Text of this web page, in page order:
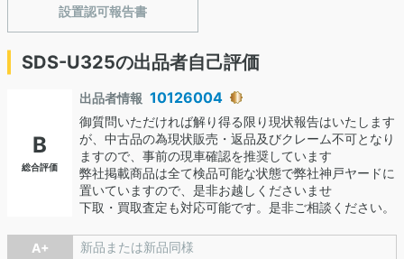
設置認可報告書
SDS-U325の出品者自己評価
B
総合評価
出品者情報 10126004
御質問いただければ解り得る限り現状報告はいたします
が、中古品の為現状販売・返品及びクレーム不可となり
ますので、事前の現車確認を推奨しています
弊社掲載商品は全て検品可能な状態で弊社神戸ヤードに
置いていますので、是非お越しくださいませ
下取・買取査定も対応可能です。是非ご相談ください。
A+
新品または新品同様